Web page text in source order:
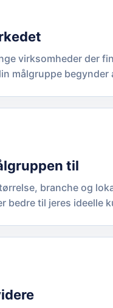
virksomheder der
målgruppe begynder
til
branche og
bedre til jeres ideelle